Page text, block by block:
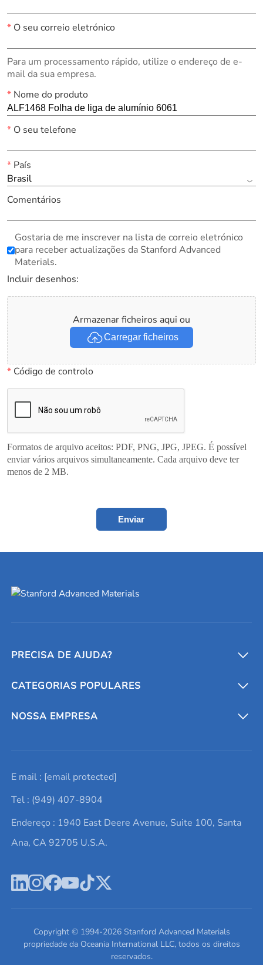
*O seu correio eletrónico
Para um processamento rápido, utilize o endereço de e-
mail da sua empresa.
*Nome do produto
*O seu telefone
*País
Brasil
Comentários
Gostaria de me inscrever na lista de correio eletrónico
para receber actualizações da Stanford Advanced
Materials.
Incluir desenhos:
Armazenar ficheiros aqui ou
Carregar ficheiros
*Código de controlo
Formatos de arquivo aceitos: PDF, PNG, JPG, JPEG. É possível
enviar vários arquivos simultaneamente. Cada arquivo deve ter
menos de 2 MB.
Enviar
PRECISA DE AJUDA?
Conversores e calculadoras
Entre em contato conosco
Lista de consultas
Termos e Condições
Política de Privacidade
CATEGORIAS POPULARES
Metais refratários
Elementos de terras raras
Alvos de pulverização catódica
Ácido hialurônico
NOSSA EMPRESA
Promoções atuais
Notícias e blogs
Estudos de caso
Escreva para nós
E mail : [email protected]
Tel : (949) 407-8904
Endereço : 1940 East Deere Avenue, Suite 100, Santa
Ana, CA 92705 U.S.A.
Copyright © 1994-2026Stanford Advanced Materials
propriedade da Oceania International LLC, todos os direitos
reservados.